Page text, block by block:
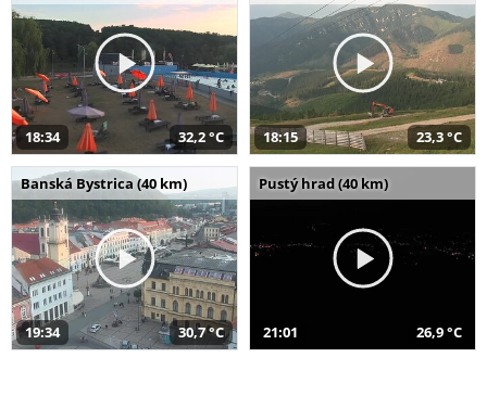
18:34 32,2 °C 18:15 23,3 °C
Banská Bystrica (40 km)
19:34 30,7 °C
Pustý hrad (40 km)
21:01 26,9 °C